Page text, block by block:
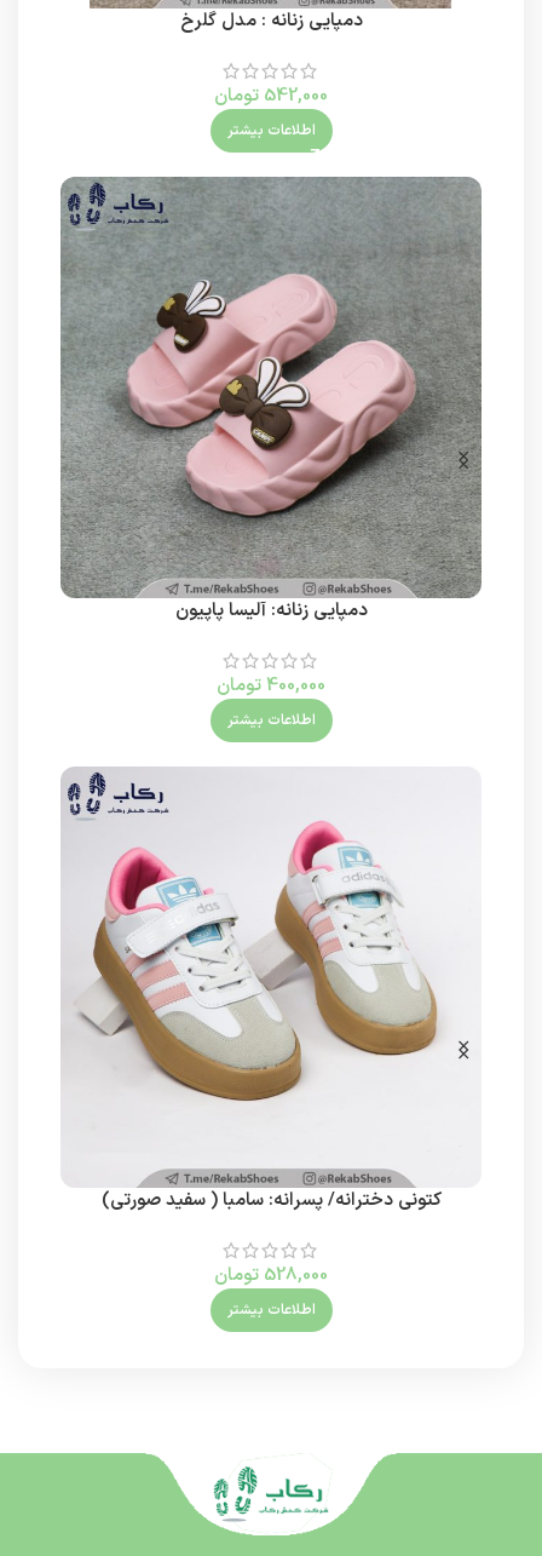
دمپایی زنانه : مدل گلرخ
542,000 تومان
اطلاعات بیشتر
دمپایی زنانه: آلیسا پاپیون
400,000 تومان
اطلاعات بیشتر
کتونی دخترانه/ پسرانه: سامبا ( سفید صورتی)
528,000 تومان
اطلاعات بیشتر